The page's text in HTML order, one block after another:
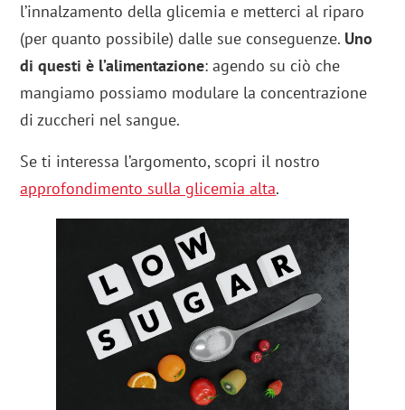
l’innalzamento della glicemia e metterci al riparo
(per quanto possibile) dalle sue conseguenze. Uno
di questi è l’alimentazione: agendo su ciò che
mangiamo possiamo modulare la concentrazione
di zuccheri nel sangue.
Se ti interessa l’argomento, scopri il nostro
approfondimento sulla glicemia alta.